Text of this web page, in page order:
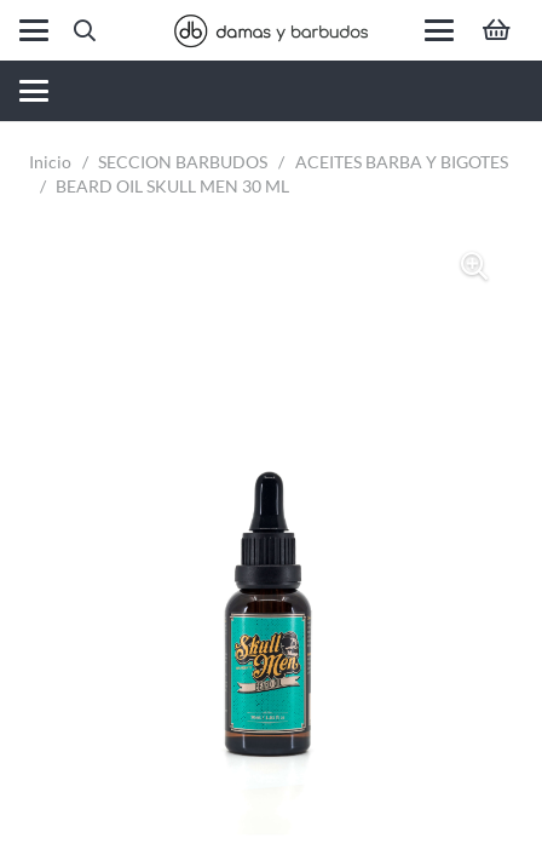
Inicio / SECCION BARBUDOS / ACEITES BARBA Y BIGOTES
/ BEARD OIL SKULL MEN 30 ML